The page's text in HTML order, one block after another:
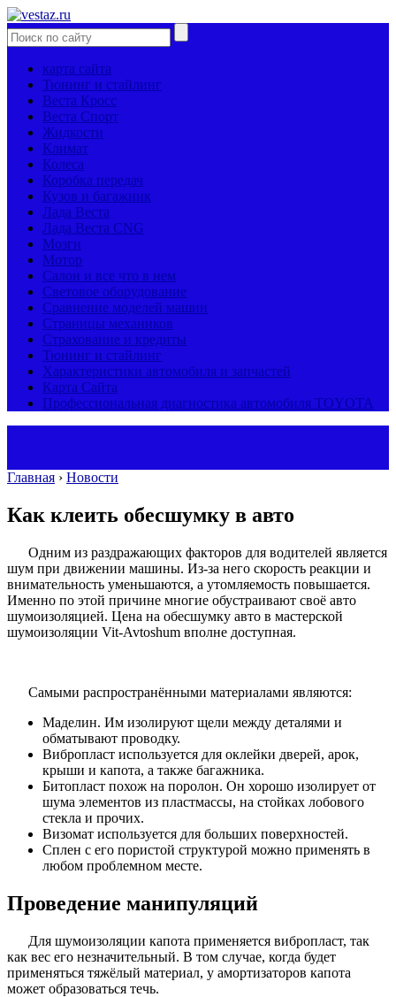
карта сайта
Тюнинг и стайлинг
Веста Кросс
Веста Спорт
Жидкости
Климат
Колеса
Коробка передач
Кузов и багажник
Лада Веста
Лада Веста CNG
Мозги
Мотор
Салон и все что в нем
Световое оборудование
Сравнение моделей машин
Страницы механиков
Страхование и кредиты
Тюнинг и стайлинг
Характеристики автомобиля и запчастей
Карта Сайта
Профессиональная диагностика автомобиля TOYOTA
Главная › Новости
Как клеить обесшумку в авто
Одним из раздражающих факторов для водителей является
шум при движении машины. Из-за него скорость реакции и
внимательность уменьшаются, а утомляемость повышается.
Именно по этой причине многие обустраивают своё авто
шумоизоляцией. Цена на обесшумку авто в мастерской
шумоизоляции Vit-Avtoshum вполне доступная.
Самыми распространёнными материалами являются:
Маделин. Им изолируют щели между деталями и
обматывают проводку.
Вибропласт используется для оклейки дверей, арок,
крыши и капота, а также багажника.
Битопласт похож на поролон. Он хорошо изолирует от
шума элементов из пластмассы, на стойках лобового
стекла и прочих.
Визомат используется для больших поверхностей.
Сплен с его пористой структурой можно применять в
любом проблемном месте.
Проведение манипуляций
Для шумоизоляции капота применяется вибропласт, так
как вес его незначительный. В том случае, когда будет
применяться тяжёлый материал, у амортизаторов капота
может образоваться течь.